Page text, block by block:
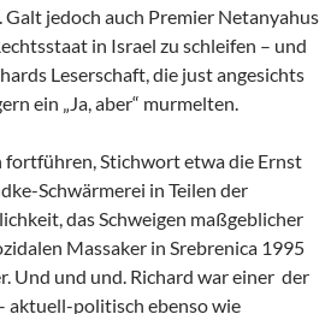
Galt jedoch auch Premier Netanyahus
in Israel zu schleifen – und
Leserschaft, die just angesichts
ein „Ja, aber“ murmelten.
fortführen, Stichwort etwa die Ernst
Schwärmerei in Teilen der
das Schweigen maßgeblicher
Massaker in Srebrenica 1995
Und und und. Richard war einer der
aktuell-politisch ebenso wie